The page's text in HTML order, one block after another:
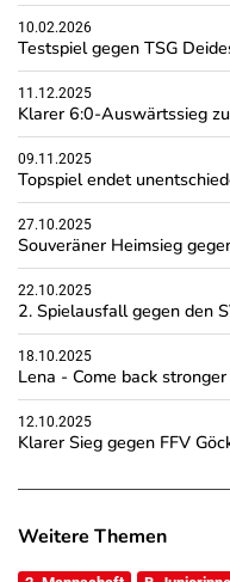
10.02.2026
Testspiel gegen TSG
11.12.2025
Klarer 6:0-Auswärtssieg
09.11.2025
Topspiel endet
27.10.2025
Souveräner Heimsieg
22.10.2025
2. Spielausfall gegen den
18.10.2025
Lena - Come back stronger
12.10.2025
Klarer Sieg gegen FFV
Weitere Themen